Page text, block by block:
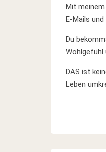
Mit meinem
E-Mails
Du
Wohlgefühl
DAS ist
Leben